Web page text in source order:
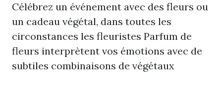
Célébrez un événement avec des fleurs ou
un cadeau végétal, dans toutes les
circonstances les fleuristes Parfum de
fleurs interprètent vos émotions avec de
subtiles combinaisons de végétaux